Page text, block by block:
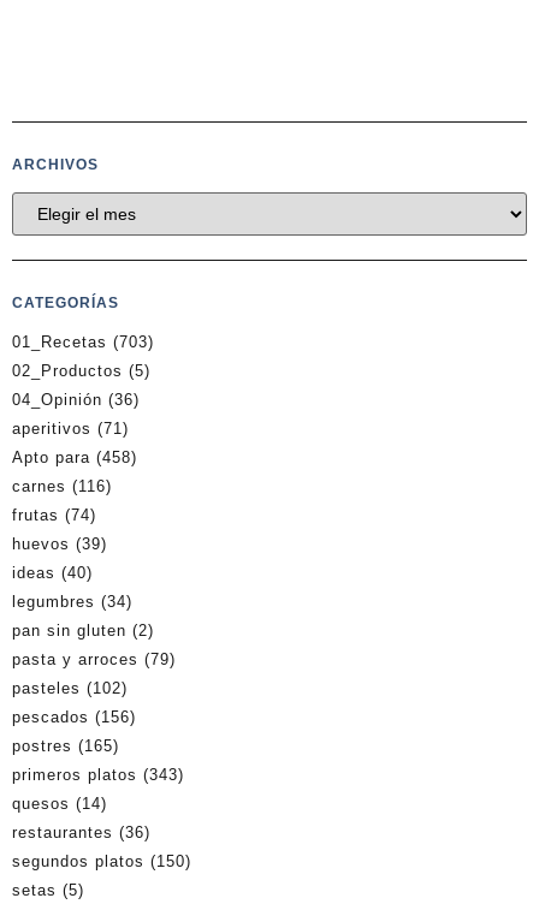
ARCHIVOS
CATEGORÍAS
01_Recetas (703)
02_Productos (5)
04_Opinión (36)
aperitivos (71)
Apto para (458)
carnes (116)
frutas (74)
huevos (39)
ideas (40)
legumbres (34)
pan sin gluten (2)
pasta y arroces (79)
pasteles (102)
pescados (156)
postres (165)
primeros platos (343)
quesos (14)
restaurantes (36)
segundos platos (150)
setas (5)